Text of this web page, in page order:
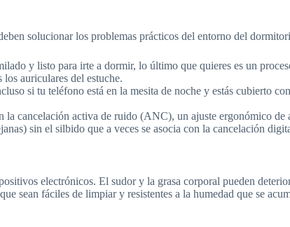
solucionar los problemas prácticos del entorno del
y listo para irte a dormir, lo último que quieres es un
los auriculares del estuche.
si tu teléfono está en la mesita de noche y estás cubierto
la cancelación activa de ruido (ANC), un ajuste ergonómico
sin el silbido que a veces se asocia con la cancelación
electrónicos. El sudor y la grasa corporal pueden
sean fáciles de limpiar y resistentes a la humedad que se